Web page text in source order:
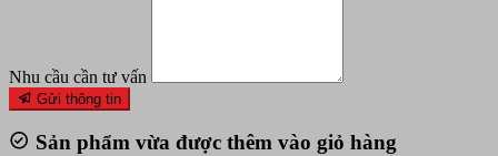
Nhu cầu cần tư vấn
Gửi thông tin
Sản phẩm vừa được thêm vào giỏ hàng